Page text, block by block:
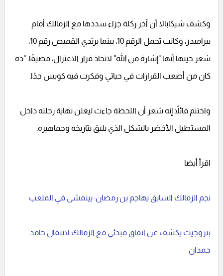
وكشف شيكابالا أن آخر ركلة جزاء سددها مع الزمالك أمام
بيراميدز، وكانت تحمل الرقم 10، بينما يرتدي القميص رقم 10،
شعر حينها أنها "إشارة من الله" لاتخاذ قرار الاعتزال، مضيفًا: "ده
كان من أصعب القرارات في حياتي وفكرت فيه كويس جدًا.
واختتم قائلاً إنه شعر أن اللحظة جاءت ليعلن نهاية رحلته داخل
المستطيل الأخضر بالشكل الذي يليق بتاريخه وجماهيره.
اقرأ أيضا
نجم الزمالك السابق يهاجم بن رمضان: بيتمشى في الملعب
بتروجيت يكشف عن اتفاق مبدئي مع الزمالك لانتقال حامد
حمدان